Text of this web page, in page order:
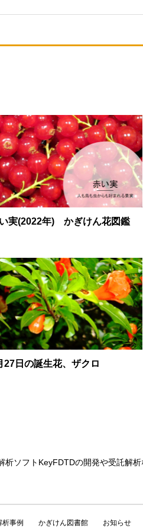
実(2022年) かぎけん花図鑑
27日の誕生花、ザクロ
析ソフトKeyFDTDの開発や受託解析
事例 かぎけん図書館 お知らせ